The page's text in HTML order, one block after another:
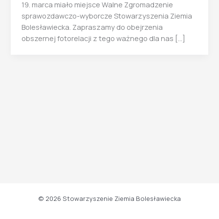
19. marca miało miejsce Walne Zgromadzenie
sprawozdawczo-wyborcze Stowarzyszenia Ziemia
Bolesławiecka. Zapraszamy do obejrzenia
obszernej fotorelacji z tego ważnego dla nas […]
© 2026 Stowarzyszenie Ziemia Bolesławiecka